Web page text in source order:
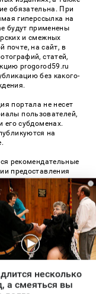
обязательна. При
гиперссылка на
будут применены
и смежных
почте, на сайт, в
статей,
progorod59.ru
без какого-
портала не несет
пользователей,
его субдоменах.
на
рекомендательные
предоставления
и анализа
сети
Российской
сети«СМИ2» (PDF),
защищены
16+
i
несколько
а смеяться вы